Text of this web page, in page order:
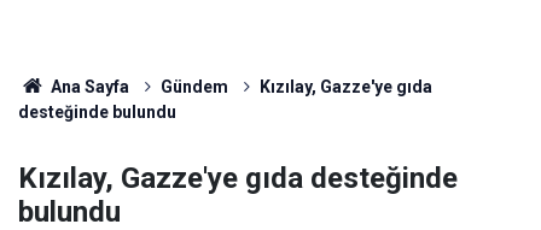
Ana Sayfa Gündem
Kızılay, Gazze'ye gıda
desteğinde bulundu
Kızılay, Gazze'ye gıda desteğinde
bulundu